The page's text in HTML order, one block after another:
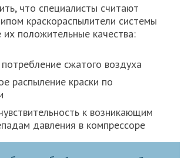
что специалисты считают
краскораспылители системы
их положительные качества:
сжатого воздуха
распыление краски по
к возникающим
давления в компрессоре